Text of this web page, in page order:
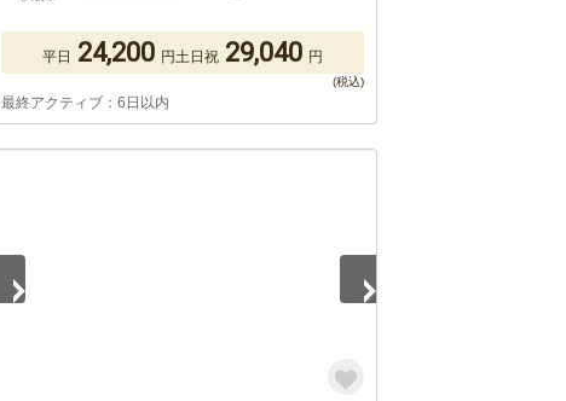
平日 24,200 円土日祝 29,040 円
最終アクティブ：6日以内